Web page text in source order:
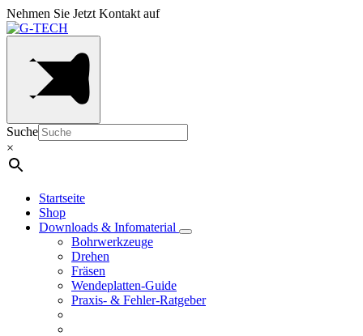
Nehmen Sie Jetzt Kontakt auf
Suche
×
Startseite
Shop
Downloads & Infomaterial
Bohrwerkzeuge
Drehen
Fräsen
Wendeplatten-Guide
Praxis- & Fehler-Ratgeber